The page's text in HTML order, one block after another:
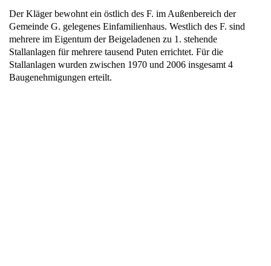
Der Kläger bewohnt ein östlich des F. im Außenbereich der
Gemeinde G. gelegenes Einfamilienhaus. Westlich des F. sind
mehrere im Eigentum der Beigeladenen zu 1. stehende
Stallanlagen für mehrere tausend Puten errichtet. Für die
Stallanlagen wurden zwischen 1970 und 2006 insgesamt 4
Baugenehmigungen erteilt.